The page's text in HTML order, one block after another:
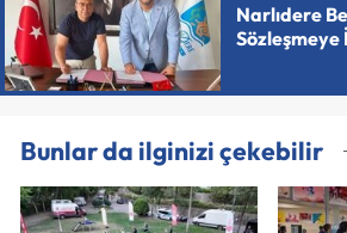
Narlıdere
Sözleşmeye
Bunlar da ilginizi çekebilir